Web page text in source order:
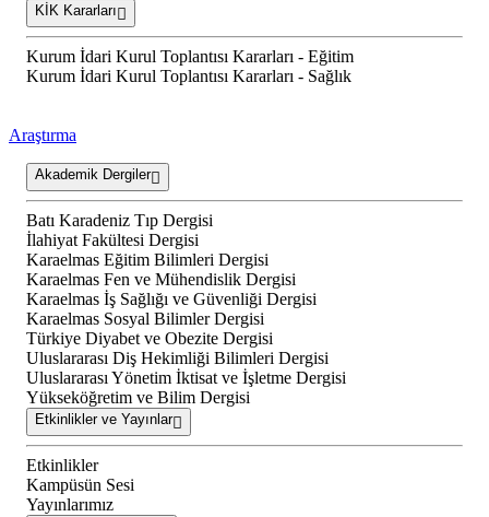
KİK Kararları
Kurum İdari Kurul Toplantısı Kararları - Eğitim
Kurum İdari Kurul Toplantısı Kararları - Sağlık
Araştırma
Akademik Dergiler
Batı Karadeniz Tıp Dergisi
İlahiyat Fakültesi Dergisi
Karaelmas Eğitim Bilimleri Dergisi
Karaelmas Fen ve Mühendislik Dergisi
Karaelmas İş Sağlığı ve Güvenliği Dergisi
Karaelmas Sosyal Bilimler Dergisi
Türkiye Diyabet ve Obezite Dergisi
Uluslararası Diş Hekimliği Bilimleri Dergisi
Uluslararası Yönetim İktisat ve İşletme Dergisi
Yükseköğretim ve Bilim Dergisi
Etkinlikler ve Yayınlar
Etkinlikler
Kampüsün Sesi
Yayınlarımız